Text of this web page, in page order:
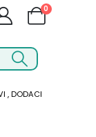
0
, DODACI